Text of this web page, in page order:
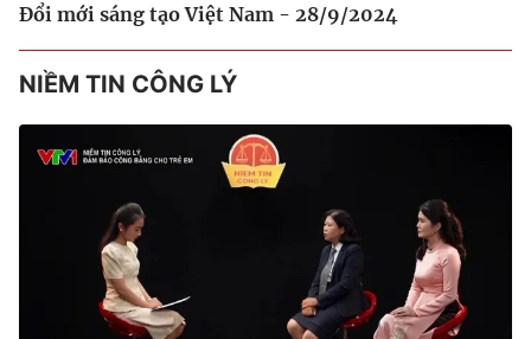
Đổi mới sáng tạo Việt Nam - 28/9/2024
NIỀM TIN CÔNG LÝ